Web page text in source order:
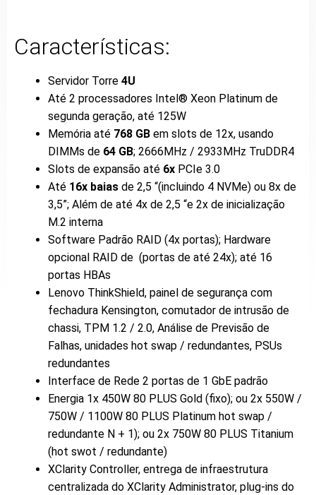
Características:
Servidor Torre 4U
Até 2 processadores Intel® Xeon Platinum de
segunda geração, até 125W
Memória até 768 GB em slots de 12x, usando
DIMMs de 64 GB; 2666MHz / 2933MHz TruDDR4
Slots de expansão até 6x PCIe 3.0
Até 16x baias de 2,5 “(incluindo 4 NVMe) ou 8x de
3,5”; Além de até 4x de 2,5 “e 2x de inicialização
M.2 interna
Software Padrão RAID (4x portas); Hardware
opcional RAID de (portas de até 24x); até 16
portas HBAs
Lenovo ThinkShield, painel de segurança com
fechadura Kensington, comutador de intrusão de
chassi, TPM 1.2 / 2.0, Análise de Previsão de
Falhas, unidades hot swap / redundantes, PSUs
redundantes
Interface de Rede 2 portas de 1 GbE padrão
Energia 1x 450W 80 PLUS Gold (fixo); ou 2x 550W /
750W / 1100W 80 PLUS Platinum hot swap /
redundante N + 1); ou 2x 750W 80 PLUS Titanium
(hot swot / redundante)
XClarity Controller, entrega de infraestrutura
centralizada do XClarity Administrator, plug-ins do